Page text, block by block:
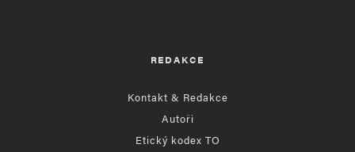
REDAKCE
Kontakt & Redakce
Autoři
Etický kodex TO